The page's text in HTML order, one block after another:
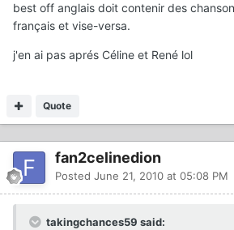
best off anglais doit contenir des
français et vise-versa.
j'en ai pas aprés Céline et René lol
Quote
fan2celinedion
Posted June 21, 2010 at 05:08 PM
takingchances59 said: